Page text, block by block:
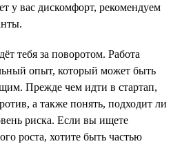
у вас дискомфорт, рекомендуем
тебя за поворотом. Работа
опыт, который может быть
Прежде чем идти в стартап,
а также понять, подходит ли
риска. Если вы ищете
роста, хотите быть частью